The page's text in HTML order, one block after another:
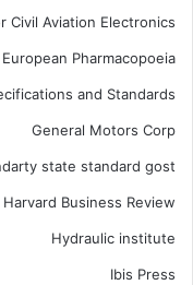
Civil Aviation Electronics
European Pharmacopoeia
and Standards
General Motors Corp
state standard gost
Harvard Business Review
Hydraulic institute
Ibis Press